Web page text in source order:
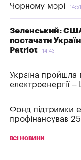
Чорному морі
14:51
Зеленський:
постачати
Patriot
14:43
Україна пройшла
електроенергії
Фонд підтримки
профінансував
ВСІ НОВИНИ